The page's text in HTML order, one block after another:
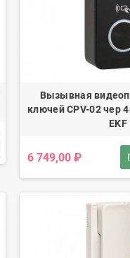
Вызывная
ключей CPV-02 чер
EKF
6 749,00 ₽